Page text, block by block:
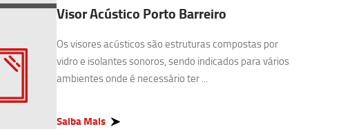
Visor Acústico Porto Barreiro
Os visores acústicos são estruturas compostas por
vidro e isolantes sonoros, sendo indicados para vários
ambientes onde é necessário ter ...
Saiba Mais